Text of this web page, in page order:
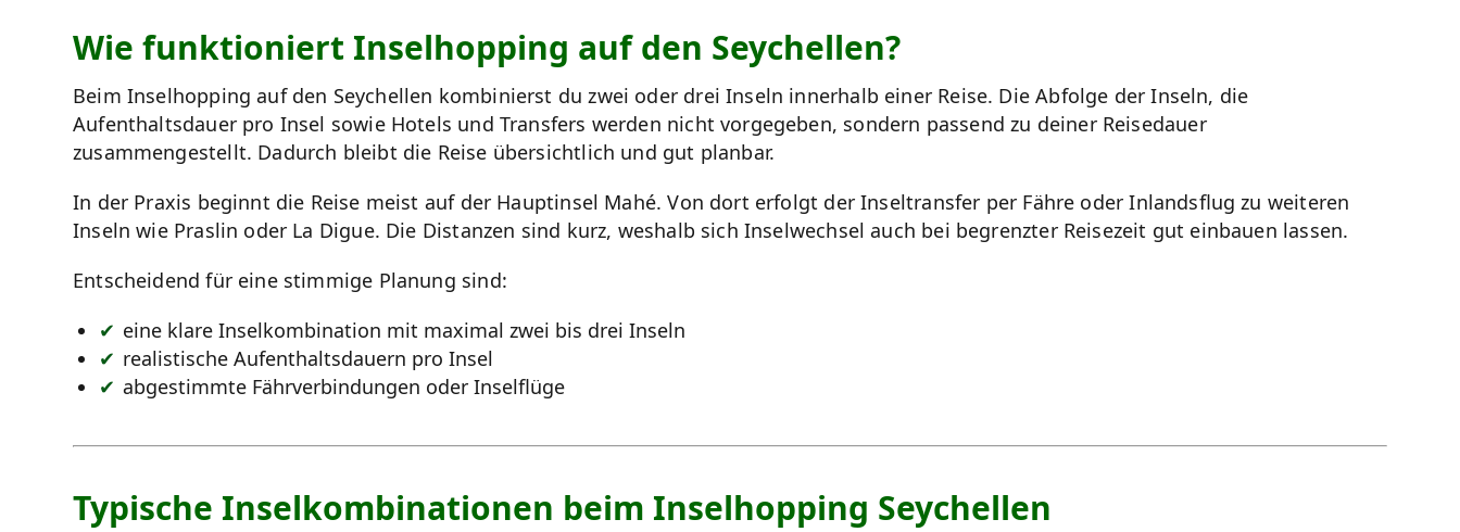
Wie funktioniert Inselhopping auf den Seychellen?
Beim Inselhopping auf den Seychellen kombinierst du zwei oder drei Inseln innerhalb einer Reise. Die Abfolge der Inseln, die
Aufenthaltsdauer pro Insel sowie Hotels und Transfers werden nicht vorgegeben, sondern passend zu deiner Reisedauer
zusammengestellt. Dadurch bleibt die Reise übersichtlich und gut planbar.
In der Praxis beginnt die Reise meist auf der Hauptinsel Mahé. Von dort erfolgt der Inseltransfer per Fähre oder Inlandsflug zu weiteren
Inseln wie Praslin oder La Digue. Die Distanzen sind kurz, weshalb sich Inselwechsel auch bei begrenzter Reisezeit gut einbauen lassen.
Entscheidend für eine stimmige Planung sind:
eine klare Inselkombination mit maximal zwei bis drei Inseln
realistische Aufenthaltsdauern pro Insel
abgestimmte Fährverbindungen oder Inselflüge
Typische Inselkombinationen beim Inselhopping Seychellen